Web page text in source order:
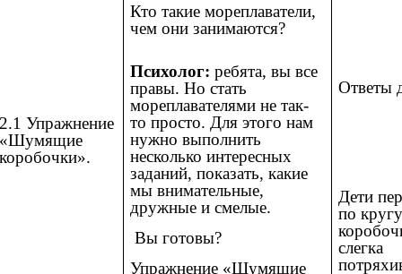
2.1 Упражнение
«Шумящие
коробочки».
Кто такие мореплаватели,
чем они занимаются?
Психолог: ребята, вы все
правы. Но стать
мореплавателями не так-
то просто. Для этого нам
нужно выполнить
несколько интересных
заданий, показать, какие
мы внимательные,
дружные и смелые.
Вы готовы?
Упражнение «Шумящие
Ответы
Дети
по
слегка